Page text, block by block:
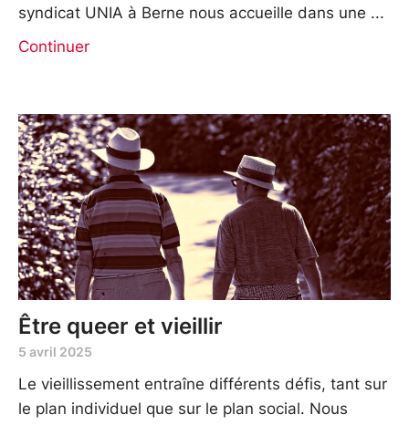
syndicat UNIA à Berne nous accueille dans une
Continuer
Être queer et vieillir
5 avril 2025
Le vieillissement entraîne différents défis, tant sur
le plan individuel que sur le plan social. Nous